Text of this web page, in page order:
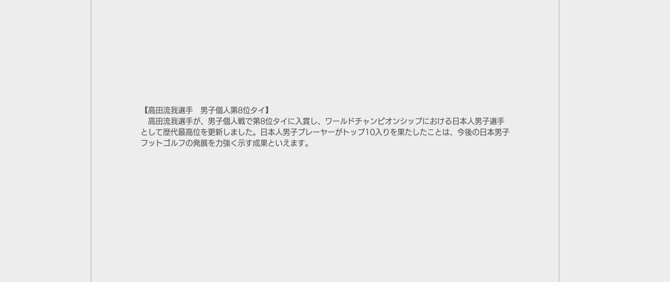
【高田流我選手　男子個人第8位タイ】
高田流我選手が、男子個人戦で第8位タイに入賞し、ワールドチャンピオンシップにおける日本人男子選手
として歴代最高位を更新しました。日本人男子プレーヤーがトップ10入りを果たしたことは、今後の日本男子
フットゴルフの発展を力強く示す成果といえます。